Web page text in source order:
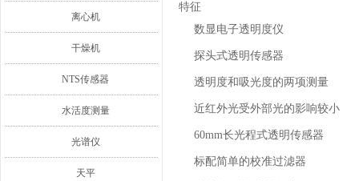
离心机
干燥机
NTS传感器
水活度测量
光谱仪
天平
特征
数显电子透明度仪
探头式透明传感器
透明度和吸光度的两项测量
近红外光受外部光的影响较小
60mm长光程式透明传感器
标配简单的校准过滤器